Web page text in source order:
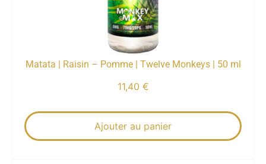
Matata | Raisin – Pomme | Twelve Monkeys | 50 ml
11,40 €
Ajouter au panier